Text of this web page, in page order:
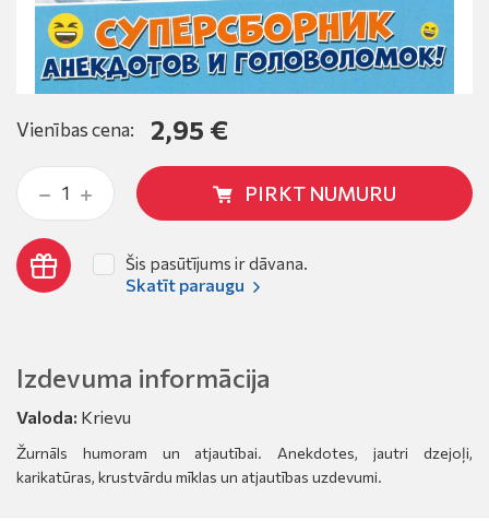
Vienības cena: 2,95 €
PIRKT NUMURU
Šis pasūtījums ir dāvana.
Skatīt paraugu
Izdevuma informācija
Valoda: Krievu
Žurnāls humoram un atjautībai. Anekdotes, jautri dzejoļi,
karikatūras, krustvārdu mīklas un atjautības uzdevumi.